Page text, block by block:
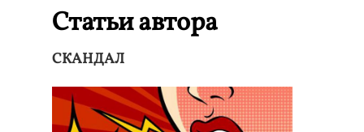
Статьи автора
СКАНДАЛ